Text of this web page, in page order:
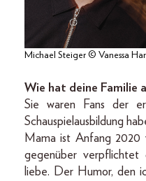
Michael Steiger © Vanessa
Wie hat deine Familie
Sie waren Fans der
Schauspielausbildung
Mama ist Anfang 2020
gegenüber
liebe. Der Humor, den